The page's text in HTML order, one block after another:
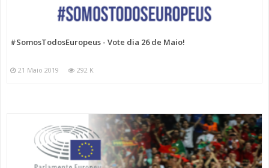
#SomosTodosEuropeus - Vote dia 26 de Maio!
21 Maio 2019 292 K